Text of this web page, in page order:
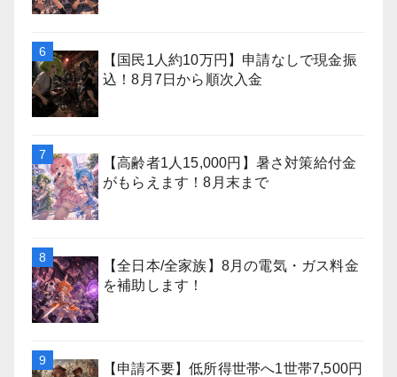
【国民1人約10万円】申請なしで現金振
込！8月7日から順次入金
【高齢者1人15,000円】暑さ対策給付金
がもらえます！8月末まで
【全日本/全家族】8月の電気・ガス料金
を補助します！
【申請不要】低所得世帯へ1世帯7,500円